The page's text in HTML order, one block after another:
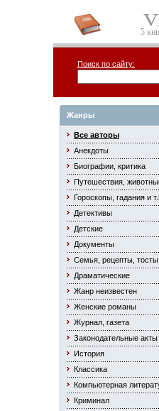
5
Поиск по сайту:
Жанры
Все авторы
Анекдоты
Биографии, критика
Путешествия,
Гороскопы, гадания и
Детективы
Детские
Документы
Семья, рецепты, тосты
Драматические
Жанр неизвестен
Женские романы
Журнал, газета
Законодательные акты
История
Классика
Компьютерная
Криминал